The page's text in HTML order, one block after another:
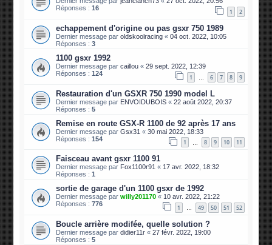
Réponses :16 1 2
echappement d'origine ou pas gsxr 750 1989
Dernier message paroldskoolracing «04 oct. 2022, 10:05
Réponses :3
1100 gsxr 1992
Dernier message parcaillou «29 sept. 2022, 12:39
Réponses :124 1 … 6 7 8 9
Restauration d'un GSXR 750 1990 model L
Dernier message par ENVOIDUBOIS «22 août 2022, 20:37
Réponses :5
Remise en route GSX-R 1100 de 92 après 17 ans
Dernier message parGsx31 «30 mai 2022, 18:33
Réponses :154 1 8 9 10 11
Faisceau avant gsxr 1100 91
Dernier message par Fox1100r91 « 17 avr. 2022, 18:32
Réponses :1
sortie de garage d'un 1100 gsxr de 1992
Dernier message parwilly201170 « 10 avr. 2022, 21:22
Réponses :776 1 … 49 50 51 52
Boucle arrière modifée, quelle solution ?
Dernier message pardidier11r «27 févr. 2022, 19:00
Réponses :5